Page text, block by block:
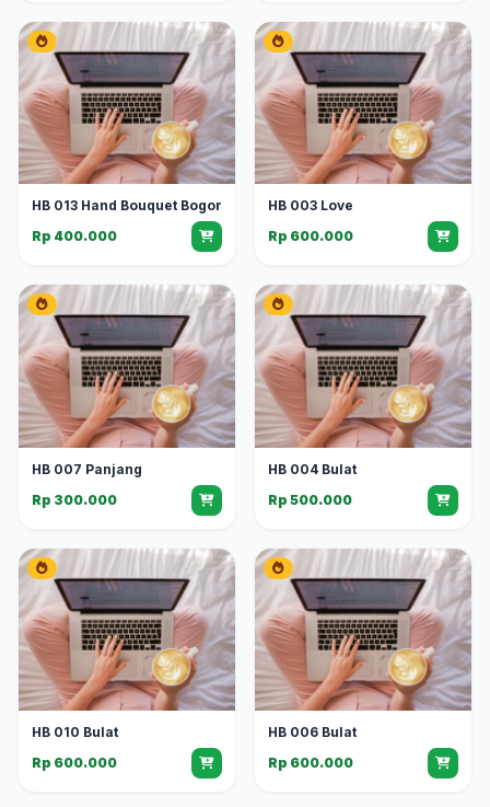
HB 013 Hand Bouquet Bogor
Rp 400.000
HB 003 Love
Rp 600.000
HB 007 Panjang
Rp 300.000
HB 004 Bulat
Rp 500.000
HB 010 Bulat
Rp 600.000
HB 006 Bulat
Rp 600.000